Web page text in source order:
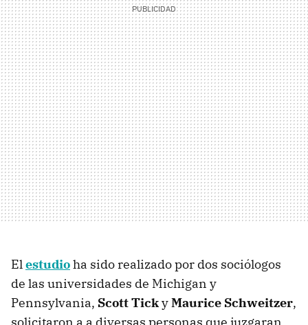
Elestudioha sido realizado por dos sociólogos
de las universidades de Michigan y
Pennsylvania, Scott TickyMaurice Schweitzer,
solicitaron a a diversas personas que juzgaran